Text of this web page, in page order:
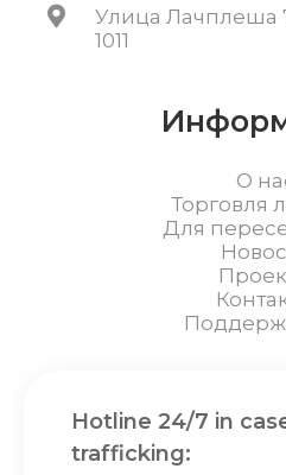
Улица Лачплеша
1011
О
Торговля
Для
Hotline 24/7 in
trafficking: